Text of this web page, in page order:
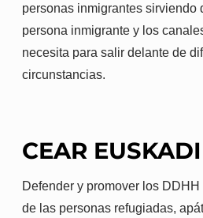
personas inmigrantes sirviendo
persona inmigrante y los
necesita para salir delante de
circunstancias.
CEAR
Defender y promover los
de las personas refugiadas,